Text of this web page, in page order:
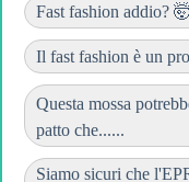
Fast fashion addio?
Il fast fashion è un
Questa mossa
patto che......
Siamo sicuri che